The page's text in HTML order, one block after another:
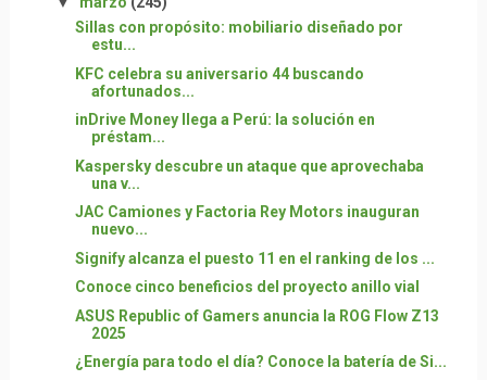
Sillas con propósito: mobiliario diseñado por
estu...
KFC celebra su aniversario 44 buscando
afortunados...
inDrive Money llega a Perú: la solución en
préstam...
Kaspersky descubre un ataque que aprovechaba
una v...
JAC Camiones y Factoria Rey Motors inauguran
nuevo...
Signify alcanza el puesto 11 en el ranking de los ...
Conoce cinco beneficios del proyecto anillo vial
ASUS Republic of Gamers anuncia la ROG Flow Z13
2025
¿Energía para todo el día? Conoce la batería de Si...